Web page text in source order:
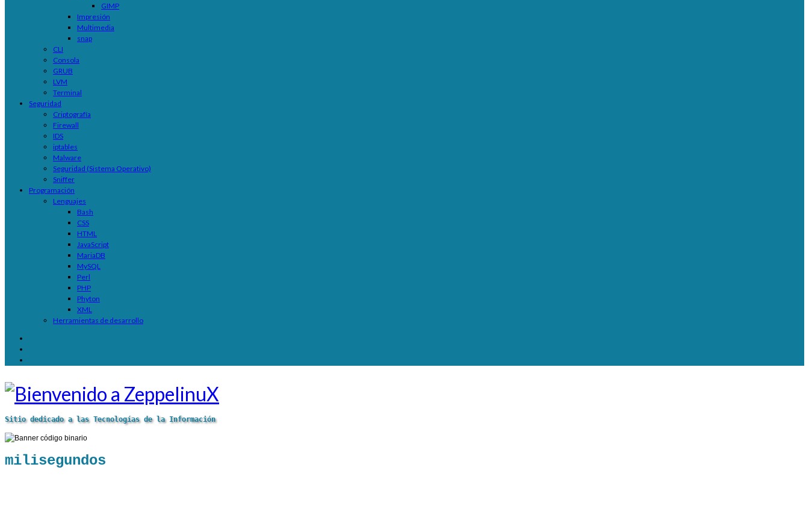
GIMP
Impresión
Multimedia
snap
CLI
Consola
GRUB
LVM
Terminal
Seguridad
Criptografía
Firewall
IDS
iptables
Malware
Seguridad (Sistema Operativo)
Sniffer
Programación
Lenguajes
Bash
CSS
HTML
JavaScript
MariaDB
MySQL
Perl
PHP
Phyton
XML
Herramientas de desarrollo
Sitio dedicado a las Tecnologías de la Información
milisegundos